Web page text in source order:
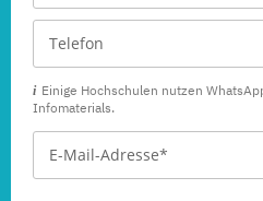
Einige Hochschulen nutzen
Infomaterials.